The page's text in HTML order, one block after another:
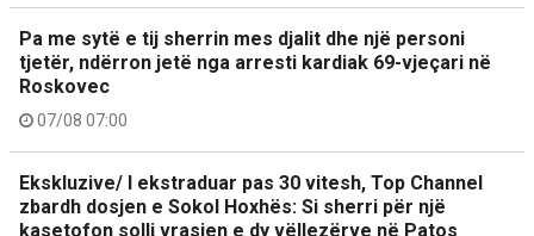
Pa me sytë e tij sherrin mes djalit dhe një personi
tjetër, ndërron jetë nga arresti kardiak 69-vjeçari në
Roskovec
07/08 07:00
Ekskluzive/ I ekstraduar pas 30 vitesh, Top Channel
zbardh dosjen e Sokol Hoxhës: Si sherri për një
kasetofon solli vrasjen e dy vëllezërve në Patos